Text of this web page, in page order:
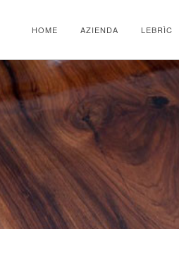
HOME AZIENDA LEBRÌC